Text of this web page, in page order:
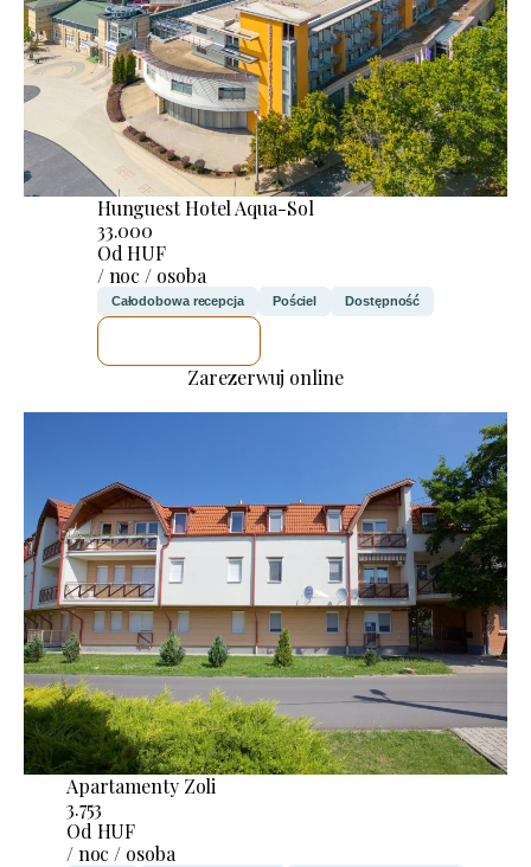
Hunguest Hotel Aqua-Sol
33.000
Od HUF
/ noc / osoba
Całodobowa recepcja Pościel Dostępność
Zarezerwuj online
Apartamenty Zoli
3.753
Od HUF
/ noc / osoba